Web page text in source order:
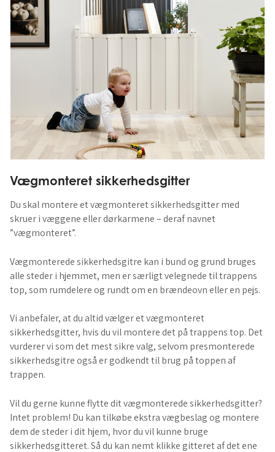
Vægmonteret sikkerhedsgitter
Du skal montere et vægmonteret sikkerhedsgitter med
skruer i væggene eller dørkarmene – deraf navnet
”vægmonteret”.
Vægmonterede sikkerhedsgitre kan i bund og grund bruges
alle steder i hjemmet, men er særligt velegnede til trappens
top, som rumdelere og rundt om en brændeovn eller en pejs.
Vi anbefaler, at du altid vælger et vægmonteret
sikkerhedsgitter, hvis du vil montere det på trappens top. Det
vurderer vi som det mest sikre valg, selvom presmonterede
sikkerhedsgitre også er godkendt til brug på toppen af
trappen.
Vil du gerne kunne flytte dit vægmonterede sikkerhedsgitter?
Intet problem! Du kan tilkøbe ekstra vægbeslag og montere
dem de steder i dit hjem, hvor du vil kunne bruge
sikkerhedsgitteret. Så du kan nemt klikke gitteret af det ene